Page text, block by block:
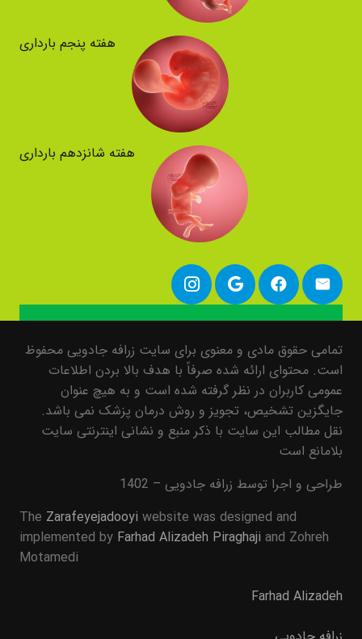
هفته پنجم بارداری
هفته شانزدهم بارداری
تمامی حقوق مادی و معنوی برای سایت زرافه جادویی محفوظ
است. محتوای ارائه شده صرفاً با هدف بالا بردن اطلاعات
عمومی کاربران در نظر گرفته شده است و به هیچ عنوان
جایگزین تشخیص، تجویز و روش درمان پزشک نمی باشد.
نقل مطالب این سایت با ذکر منبع و نشانی اینترنتی سایت
بلامانع است
طراحی و اجرا توسط زرافه جادویی – 1402
The Zarafeyejadooyi website was designed and
implemented by Farhad Alizadeh Piraghaji and Zohreh
Motamedi
Farhad Alizadeh